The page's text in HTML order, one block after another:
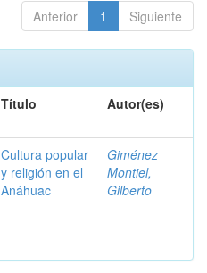
Anterior 1 Siguiente
Título Autor(es)
Cultura popular
y religión en el
Anáhuac
Giménez
Montiel,
Gilberto